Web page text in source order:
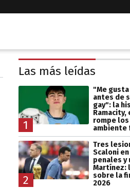
Las más leídas
1
"Me
antes de
gay": la
rompe
2
Tres
Scaloni
penales y
Martínez:
sobre la
2026